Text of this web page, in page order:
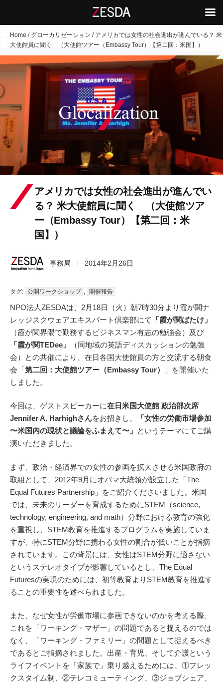
コ
ン
ツ
へ
ス
キ
ッ
プ
Home /グローカリゼーション /アメリカでは女性の社会進出が進んでいる？ 米
大使館員に聞く （大使館ツアー（Embassy Tour）【第二回：米国】）
アメリカでは女性の社会進出が進んでい
る？ 米大使館員に聞く （大使館ツア
ー（Embassy Tour）【第二回：米
国】）
事務局 / 2014年2月26日
タグ: 公開ワークショップ , 開催報告
NPO法人ZESDAは、2月18日（火）朝7時30分より霞が関ナ
レッジスクウェアエキスパート倶楽部にて
「霞が関ばたけ」
（霞が関界隈で勤務するビジネスマン有志の勉強会）及び
「霞が関TEDee」
（同地域の英語ディスカッションの勉強
会）との共催により、在日各国大使館員の方と交流する朝食
会「第二回：大使館ツアー（Embassy Tour）
」を開催いた
しました。
今回は、ゲストスピーカーに在日米国大使館 政治部次席
Jennifer A. Harhighさんをお招きし、
「女性の労働市場参加
〜米国内の現状と議論をふまえて〜」 というテーマにてご講
演いただきました。
まず、政治・経済界での女性の参画を拡大させる米国政府の
取組として、2012年9月にオバマ大統領が設立した「The
Equal Futures Partnership」をご紹介くださいました。米国
では、未来のリーダーを育成するためにSTEM（science,
technology, engineering, and math）分野における教育の強化
を重視し、STEM教育を推進するプログラムを実施していま
すが、特にSTEM分野に携わる女性の割合が低いことが指摘
されています。この背景には、女性はSTEM分野に適さない
というステレオタイプが影響しているとし、The Equal
Futuresの実現のためには、初等教育よりSTEM教育を推進す
ることの重要性を述べられました。
また、なぜ女性が労働市場に参画できないのかを考える際、
これを「ワーキング・マザー」の問題であると捉えるのでは
なく、「ワーキング・ファミリー」の問題として捉えるべき
であるとご指摘されました。出産・育児、そして介護という
ライフイベントを「家族で」乗り越えるためには、①フレッ
クスタイム制、②テレコミューティング、③ジョブシェア、